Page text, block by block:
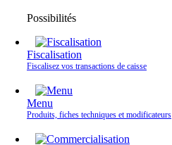
Possibilités
Fiscalisation
Fiscalisez vos transactions de caisse
Menu
Produits, fiches techniques et modificateurs